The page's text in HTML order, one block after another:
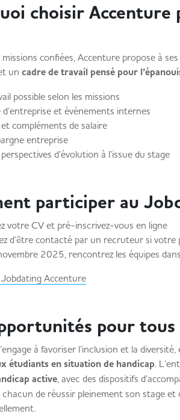
choisir
confiées, Accenture propose à
un cadre de travail pensé pour
possible selon les missions
et événements internes
compléments de salaire
entreprise
d’évolution à l’issue du stage
participer au
votre CV et pré-inscrivez-vous en ligne
d’être contacté par un recruteur si votre
2025, rencontrez les équipes
Accenture
pour
à favoriser l’inclusion et la
étudiants en situation de handicap.
active, avec des dispositifs
de réussir pleinement son stage et